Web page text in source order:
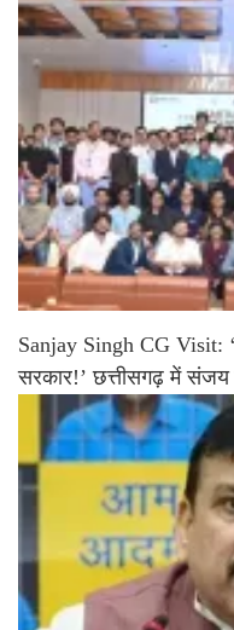
Sanjay Singh CG Visit:
सरकार!’ छत्तीसगढ़ में संजय